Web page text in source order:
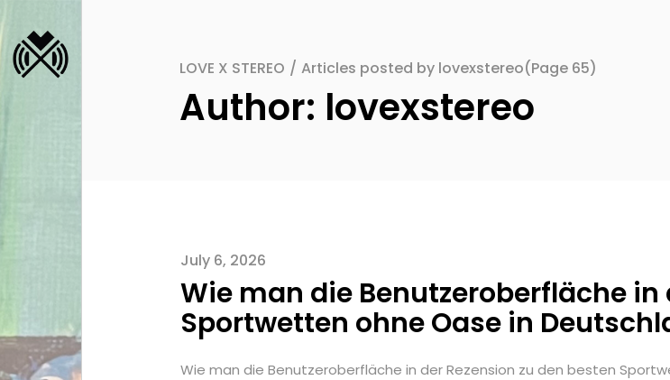
LOVE X STEREO / Articles posted by lovexstereo(Page 65)
Author: lovexstereo
July 6, 2026
Wie man die Benutzeroberfläche in
Sportwetten ohne Oase in
Wie man die Benutzeroberfläche in der Rezension zu den besten